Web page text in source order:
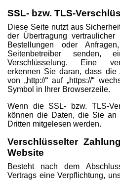
SSL- bzw. TLS-
Diese Seite nutzt aus
der Übertragung
Bestellungen oder
Seitenbetreiber
Verschlüsselung. Eine
erkennen Sie daran, dass die
von „http://“ auf „https://“
Symbol in Ihrer Browserzeile.
Wenn die SSL- bzw. TLS-
können die Daten, die Sie an
Dritten mitgelesen werden.
Verschlüsselter
Website
Besteht nach dem
Vertrags eine Verpflichtung,